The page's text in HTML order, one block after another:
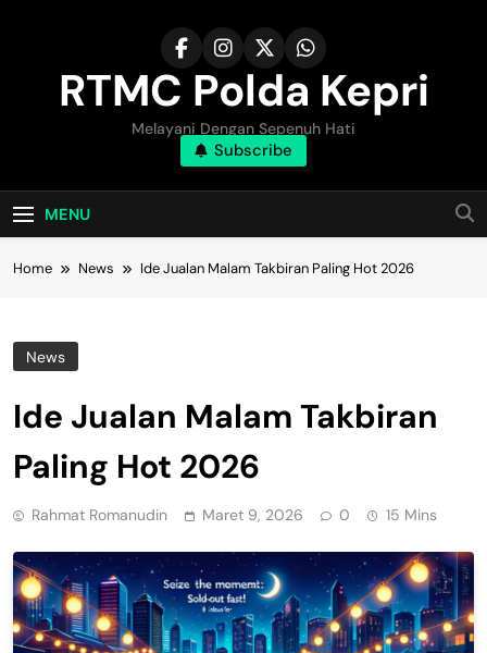
RTMC Polda Kepri
Melayani Dengan Sepenuh Hati
Subscribe
MENU
Home News Ide Jualan Malam Takbiran Paling Hot 2026
News
Ide Jualan Malam Takbiran
Paling Hot 2026
Rahmat Romanudin Maret 9, 2026 0 15 Mins